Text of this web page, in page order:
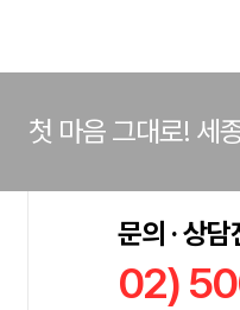
첫 마음 그대로! 세
문의 · 상담
02)